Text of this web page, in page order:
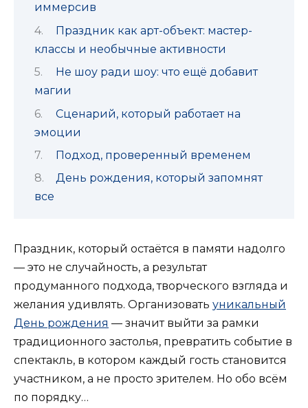
иммерсив
Праздник как арт-объект: мастер-
классы и необычные активности
Не шоу ради шоу: что ещё добавит
магии
Сценарий, который работает на
эмоции
Подход, проверенный временем
День рождения, который запомнят
все
Праздник, который остаётся в памяти надолго
— это не случайность, а результат
продуманного подхода, творческого взгляда и
желания удивлять. Организовать уникальный
День рождения — значит выйти за рамки
традиционного застолья, превратить событие в
спектакль, в котором каждый гость становится
участником, а не просто зрителем. Но обо всём
по порядку…